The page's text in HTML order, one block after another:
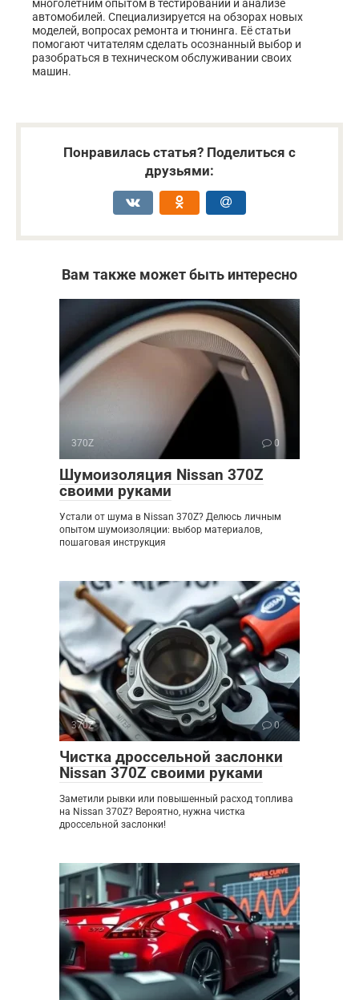
многолетним опытом в тестировании и анализе
автомобилей. Специализируется на обзорах новых
моделей, вопросах ремонта и тюнинга. Её статьи
помогают читателям сделать осознанный выбор и
разобраться в техническом обслуживании своих
машин.
Понравилась статья? Поделиться с
друзьями:
Вам также может быть интересно
370Z 0
Шумоизоляция Nissan 370Z
своими руками
Устали от шума в Nissan 370Z? Делюсь личным
опытом шумоизоляции: выбор материалов,
пошаговая инструкция
370Z 0
Чистка дроссельной заслонки
Nissan 370Z своими руками
Заметили рывки или повышенный расход топлива
на Nissan 370Z? Вероятно, нужна чистка
дроссельной заслонки!